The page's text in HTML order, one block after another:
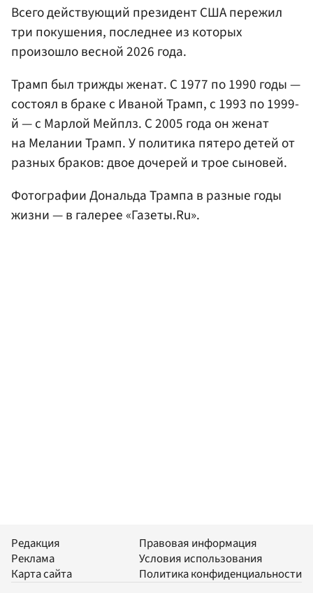
Всего действующий президент США пережил
три покушения, последнее из которых
произошло весной 2026 года.
Трамп был трижды женат. С 1977 по 1990 годы —
состоял в браке с Иваной Трамп, с 1993 по 1999-
й — с Марлой Мейплз. С 2005 года он женат
на Мелании Трамп. У политика пятеро детей от
разных браков: двое дочерей и трое сыновей.
Фотографии Дональда Трампа в разные годы
жизни — в галерее «Газеты.Ru».
Редакция
Реклама
Карта сайта
Правовая информация
Условия использования
Политика конфиденциальности